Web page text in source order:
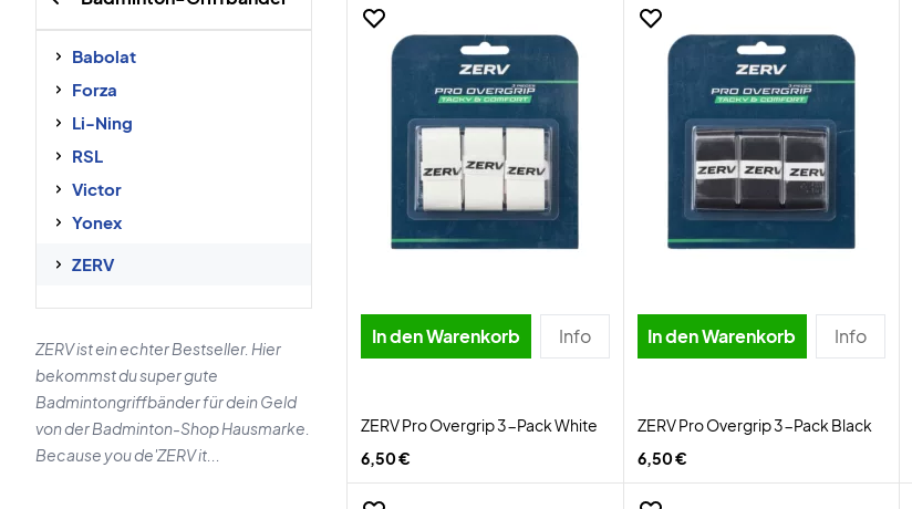
Babolat
Forza
Li-Ning
RSL
Victor
Yonex
ZERV
ZERV ist ein echter Bestseller. Hier
bekommst du super gute
Badmintongriffbänder für dein Geld
von der Badminton-Shop Hausmarke.
Because you de'ZERV it...
In den Warenkorb Info
ZERV Pro Overgrip 3-Pack White
6,50 €
In den Warenkorb Info
ZERV Pro Overgrip 3-Pack Black
6,50 €